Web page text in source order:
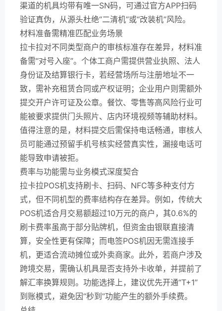
渠道的机具均带有唯一SN码，可通过官方APP扫码
验证真伪，从源头杜绝“二清机”或“改装机”风险。
材料准备需精准匹配业务场景
拉卡拉对不同类型商户的审核标准存在差异，材料准
备需“对号入座”。个体工商户需提供营业执照、法人
身份证及结算银行卡，若经营场所与注册地址不一
致，需补充租赁合同或产权证明；企业用户则需额外
提交开户许可证及公章。餐饮、零售等高风险行业可
能被要求提供门头照片、店内环境视频等辅助材料。
值得注意的是，材料提交后需保持电话畅通，审核人
员可能通过预留手机号核实经营真实性，漏接电话可
能导致申请被拒。
费率与功能需与业务模式深度契合
拉卡拉POS机支持刷卡、扫码、NFC等多种支付方
式，但不同机型的费率结构存在差异。例如，传统大
POS机适合月交易额超过10万元的商户，其0.6%的
刷卡费率虽高于部分贴牌机，但资金由银联直接清
算，安全性更有保障；而电签POS机因无需连接手
机，更适合流动摊位或外卖商家。此外，若商户涉及
跨境交易，需确认机具是否支持外卡收单，并提前了
解汇率换算规则。功能选择上，建议优先开通“T+1”
到账模式，避免因“秒到”功能产生的额外手续费。